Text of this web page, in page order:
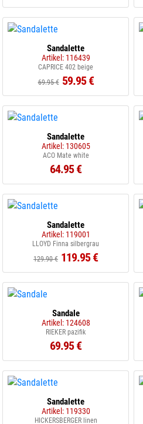
Sandalette
Artikel: 116439
CAPRICE 402 beige
69.95 € 59.95 €
Sandalette
Artikel: 130605
ACO Mate white
64.95 €
Sandalette
Artikel: 119001
LLOYD Finna silbergrau
129.90 € 119.95 €
Sandale
Artikel: 124608
RIEKER pazifik
69.95 €
Sandalette
Artikel: 119330
HICKERSBERGER linen